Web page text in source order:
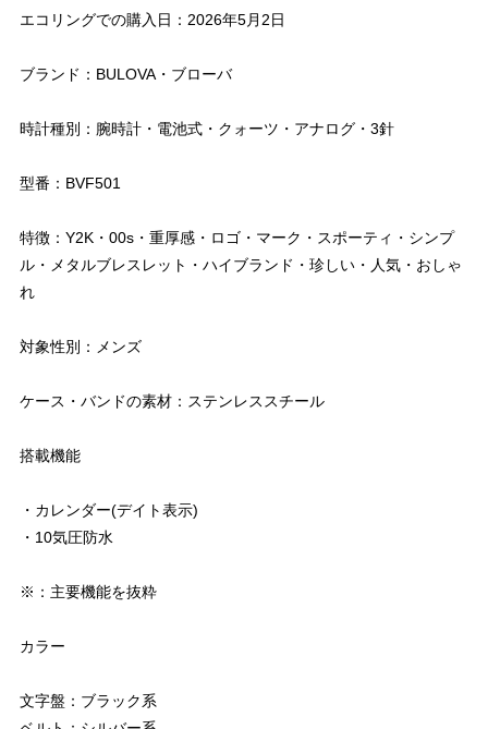
エコリングでの購入日：2026年5月2日
ブランド：BULOVA・ブローバ
時計種別：腕時計・電池式・クォーツ・アナログ・3針
型番：BVF501
特徴：Y2K・00s・重厚感・ロゴ・マーク・スポーティ・シンプ
ル・メタルブレスレット・ハイブランド・珍しい・人気・おしゃ
れ
対象性別：メンズ
ケース・バンドの素材：ステンレススチール
搭載機能
・カレンダー(デイト表示)
・10気圧防水
※：主要機能を抜粋
カラー
文字盤：ブラック系